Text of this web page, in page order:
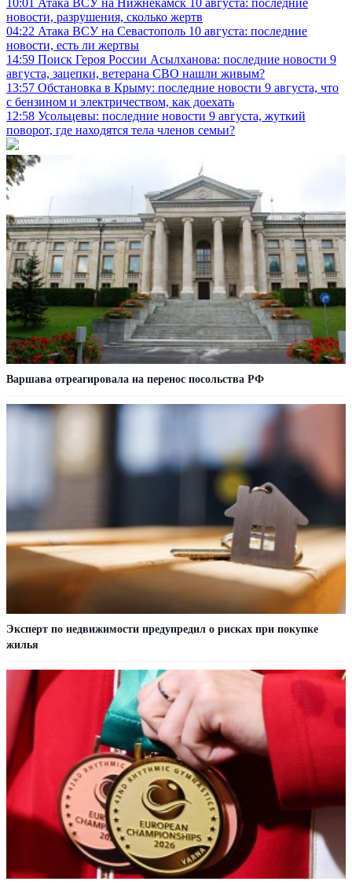
новости, разрушения, сколько жертв
04:22 Атака ВСУ на Севастополь 10 августа: последние
новости, есть ли жертвы
14:59 Поиск Героя России Асылханова: последние новости 9
августа, зацепки, ветерана СВО нашли живым?
13:57 Обстановка в Крыму: последние новости 9 августа, что
с бензином и электричеством, как доехать
12:58 Усольцевы: последние новости 9 августа, жуткий
поворот, где находятся тела членов семьи?
Варшава отреагировала на перенос посольства РФ
Эксперт по недвижимости предупредил о рисках при покупке
жилья